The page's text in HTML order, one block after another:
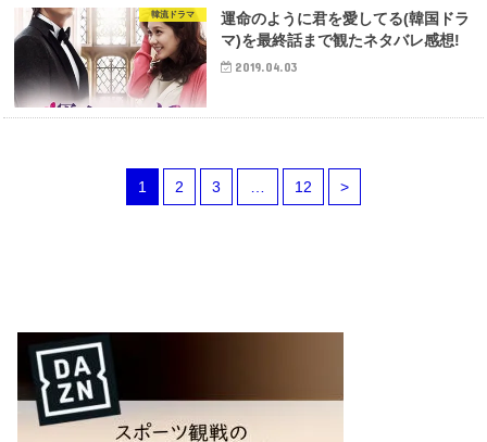
韓流ドラマ
運命のように君を愛してる(韓国ドラ
マ)を最終話まで観たネタバレ感想!
2019.04.03
1 2 3 12 >